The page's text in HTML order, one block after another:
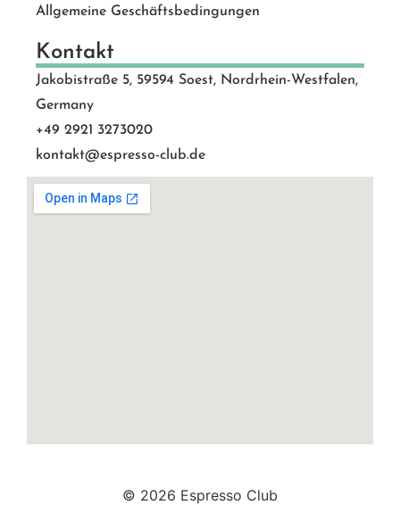
Allgemeine Geschäftsbedingungen
Kontakt
Jakobistraße 5, 59594 Soest, Nordrhein-Westfalen,
Germany
+49 2921 3273020
kontakt@espresso-club.de
© 2026 Espresso Club